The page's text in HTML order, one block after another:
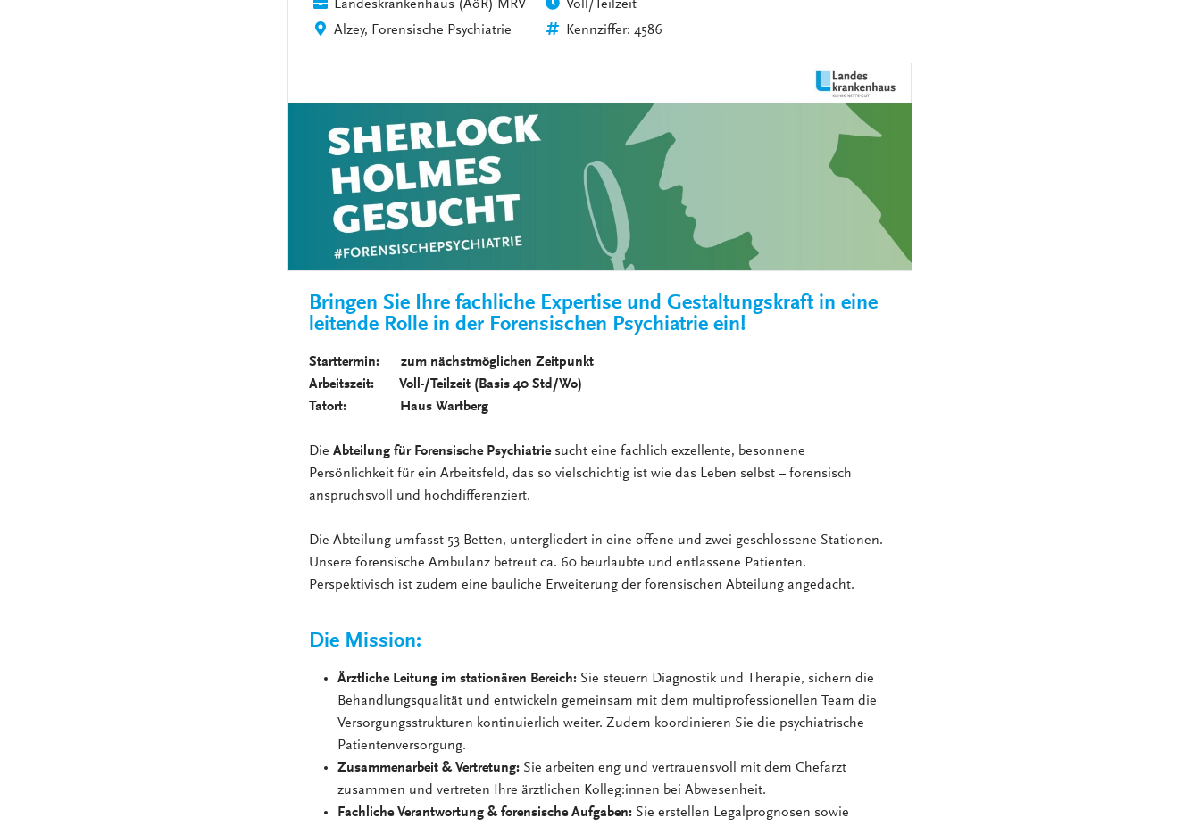
VERANSTALTUNGEN
KLINIKEN UND
GESUNDHEITSEINRICHTUNGEN
(MTRA)
KAUFLEUTE IM
Landeskrankenhaus (AöR) MRV
Alzey, Forensische Psychiatrie
Voll/Teilzeit
Kennziffer: 4586
Bringen Sie Ihre fachliche Expertise und Gestaltungskraft in eine
leitende Rolle in der Forensischen Psychiatrie ein!
Starttermin: zum nächstmöglichen Zeitpunkt
Arbeitszeit: Voll-/Teilzeit (Basis 40 Std/Wo)
Tatort: Haus Wartberg
Die Abteilung für Forensische Psychiatriesucht eine fachlich exzellente, besonnene
Persönlichkeit für ein Arbeitsfeld, das so vielschichtig ist wie das Leben selbst – forensisch
anspruchsvoll und hochdifferenziert.
Die Abteilung umfasst 53 Betten, untergliedert in eine offene und zwei geschlossene Stationen.
Unsere forensische Ambulanz betreut ca. 60 beurlaubte und entlassene Patienten.
Perspektivisch ist zudem eine bauliche Erweiterung der forensischen Abteilung angedacht.
Die Mission:
Ärztliche Leitung im stationären Bereich: Sie steuern Diagnostik und Therapie, sichern die
Behandlungsqualität und entwickeln gemeinsam mit dem multiprofessionellen Team die
Versorgungsstrukturen kontinuierlich weiter. Zudem koordinieren Sie die psychiatrische
Patientenversorgung.
Zusammenarbeit & Vertretung: Sie arbeiten eng und vertrauensvoll mit dem Chefarzt
zusammen und vertreten Ihre ärztlichen Kolleg:innen bei Abwesenheit.
Fachliche Verantwortung & forensische Aufgaben: Sie erstellen Legalprognosen sowie